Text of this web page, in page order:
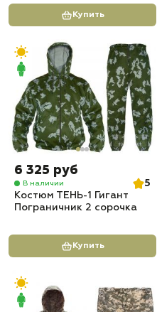
Купить
6 325 руб
В наличии
5
Костюм ТЕНЬ-1 Гигант
Пограничник 2 сорочка
Купить